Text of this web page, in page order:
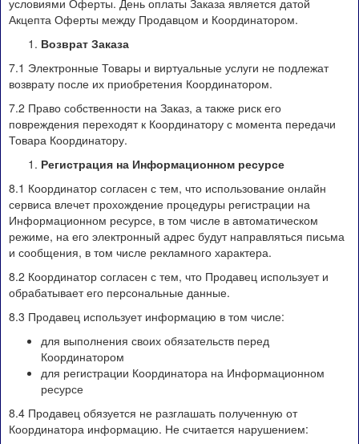
условиями Оферты. День оплаты Заказа является датой
Акцепта Оферты между Продавцом и Координатором.
Возврат Заказа
7.1 Электронные Товары и виртуальные услуги не подлежат
возврату после их приобретения Координатором.
7.2 Право собственности на Заказ, а также риск его
повреждения переходят к Координатору с момента передачи
Товара Координатору.
Регистрация на Информационном ресурсе
8.1 Координатор согласен с тем, что использование онлайн
сервиса влечет прохождение процедуры регистрации на
Информационном ресурсе, в том числе в автоматическом
режиме, на его электронный адрес будут направляться письма
и сообщения, в том числе рекламного характера.
8.2 Координатор согласен с тем, что Продавец использует и
обрабатывает его персональные данные.
8.3 Продавец использует информацию в том числе:
для выполнения своих обязательств перед
Координатором
для регистрации Координатора на Информационном
ресурсе
8.4 Продавец обязуется не разглашать полученную от
Координатора информацию. Не считается нарушением: